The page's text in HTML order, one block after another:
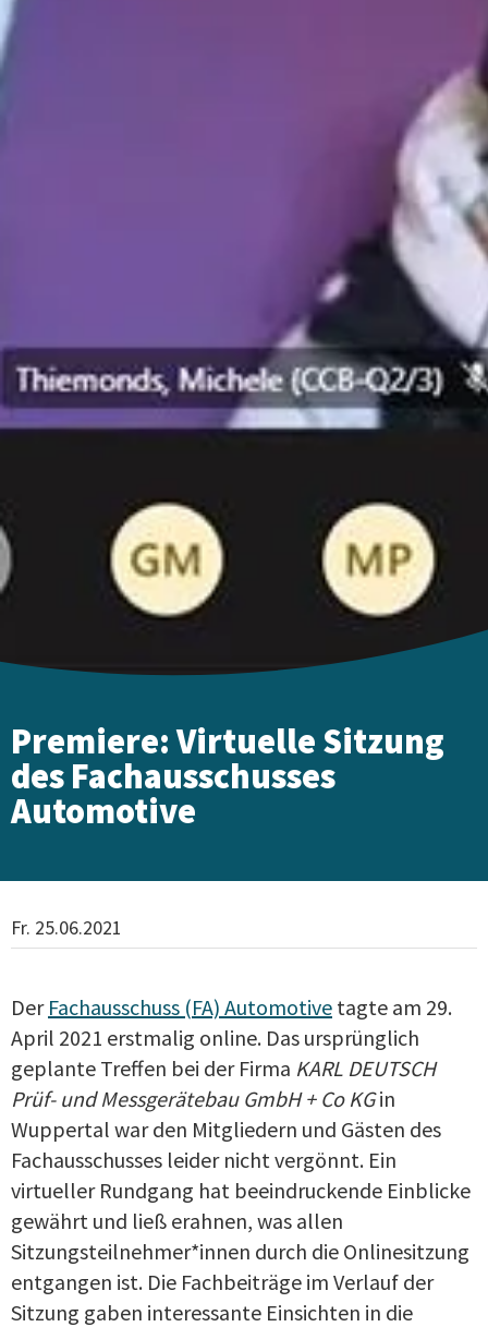
Premiere: Virtuelle Sitzung
des Fachausschusses
Automotive
Fr. 25.06.2021
Der Fachausschuss (FA) Automotive tagte am 29.
April 2021 erstmalig online. Das ursprünglich
geplante Treffen bei der Firma KARL DEUTSCH
Prüf- und Messgerätebau GmbH + Co KGin
Wuppertal war den Mitgliedern und Gästen des
Fachausschusses leider nicht vergönnt. Ein
virtueller Rundgang hat beeindruckende Einblicke
gewährt und ließ erahnen, was allen
Sitzungsteilnehmer*innen durch die Onlinesitzung
entgangen ist. Die Fachbeiträge im Verlauf der
Sitzung gaben interessante Einsichten in die